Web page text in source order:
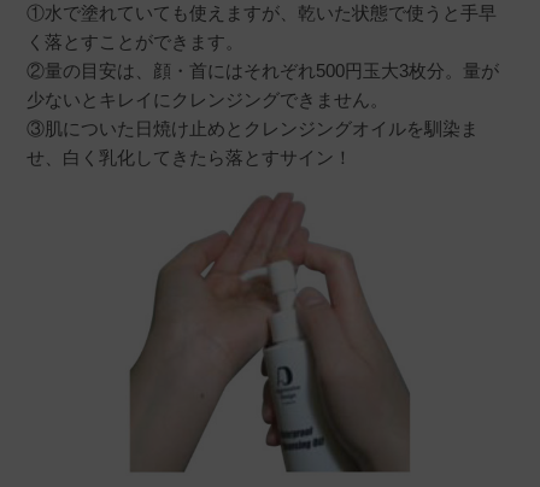
いやすい。濡れていても使用できるので、良い
購入者 購入者
2022/01/17
日焼け止め専用のクレンジングですが、マスカ
ラも綺麗におちます。二度洗いしないでさっぱ
①水で塗れていても使えますが、乾いた状態で使うと手早
く落とすことができます。
②量の目安は、顔・首にはそれぞれ500円玉大3枚分。量が
少ないとキレイにクレンジングできません。
③肌についた日焼け止めとクレンジングオイルを馴染ま
せ、白く乳化してきたら落とすサイン！